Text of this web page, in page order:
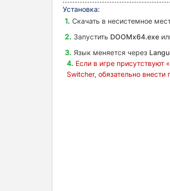
Установка:
Скачать в несистемное
Запустить DOOMx64.exe
Язык меняется через
Если в игре присутствуют «
Switcher, обязательно